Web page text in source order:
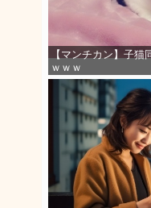
【マンチカン】子
ｗｗｗ